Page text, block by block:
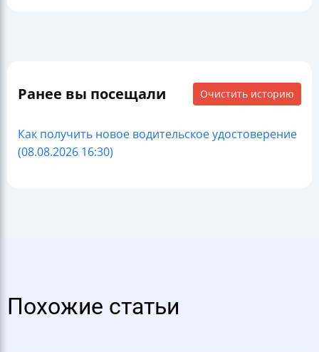
Ранее вы посещали Очистить историю
Как получить новое водительское удостоверение
(08.08.2026 16:30)
Похожие статьи